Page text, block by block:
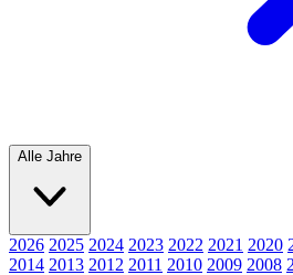
Alle Jahre
2026 2025 2024 2023 2022 2021 2020
2014 2013 2012 2011 2010 2009 2008